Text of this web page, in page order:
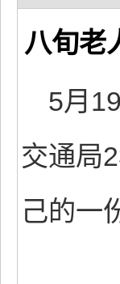
八旬老
5月19
交通局
己的一